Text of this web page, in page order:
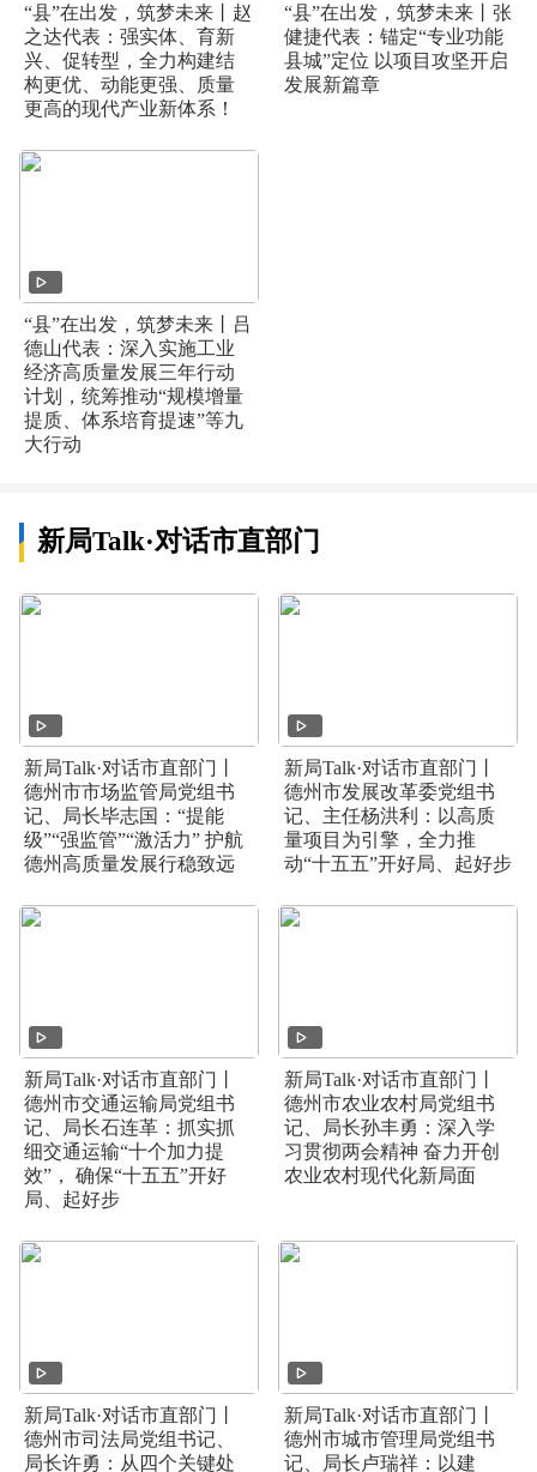
“县”在出发，筑梦未来丨赵
之达代表：强实体、育新
兴、促转型，全力构建结
构更优、动能更强、质量
更高的现代产业新体系！
“县”在出发，筑梦未来丨张
健捷代表：锚定“专业功能
县城”定位 以项目攻坚开启
发展新篇章
“县”在出发，筑梦未来丨吕
德山代表：深入实施工业
经济高质量发展三年行动
计划，统筹推动“规模增量
提质、体系培育提速”等九
大行动
新局Talk·对话市直部门
新局Talk·对话市直部门丨
德州市市场监管局党组书
记、局长毕志国：“提能
级”“强监管”“激活力” 护航
德州高质量发展行稳致远
新局Talk·对话市直部门丨
德州市发展改革委党组书
记、主任杨洪利：以高质
量项目为引擎，全力推
动“十五五”开好局、起好步
新局Talk·对话市直部门丨
德州市交通运输局党组书
记、局长石连革：抓实抓
细交通运输“十个加力提
效”， 确保“十五五”开好
局、起好步
新局Talk·对话市直部门丨
德州市农业农村局党组书
记、局长孙丰勇：深入学
习贯彻两会精神 奋力开创
农业农村现代化新局面
新局Talk·对话市直部门丨
德州市司法局党组书记、
局长许勇：从四个关键处
新局Talk·对话市直部门丨
德州市城市管理局党组书
记、局长卢瑞祥：以建